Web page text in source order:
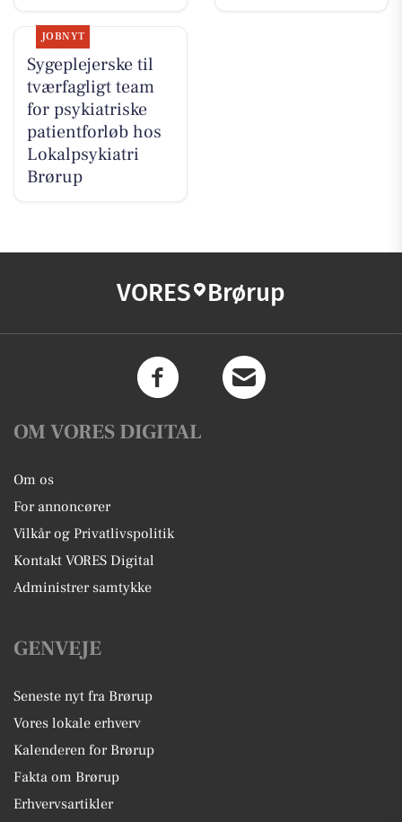
JOBNYT
Sygeplejerske til
tværfagligt team
for psykiatriske
patientforløb hos
Lokalpsykiatri
Brørup
VORES Brørup
OM VORES DIGITAL
Om os
For annoncører
Vilkår og Privatlivspolitik
Kontakt VORES Digital
Administrer samtykke
GENVEJE
Seneste nyt fra Brørup
Vores lokale erhverv
Kalenderen for Brørup
Fakta om Brørup
Erhvervsartikler